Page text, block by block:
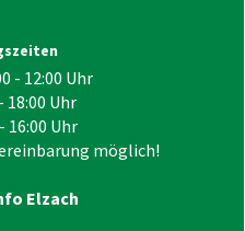
- 12:00 Uhr
18:00 Uhr
16:00 Uhr
möglich!
Elzach